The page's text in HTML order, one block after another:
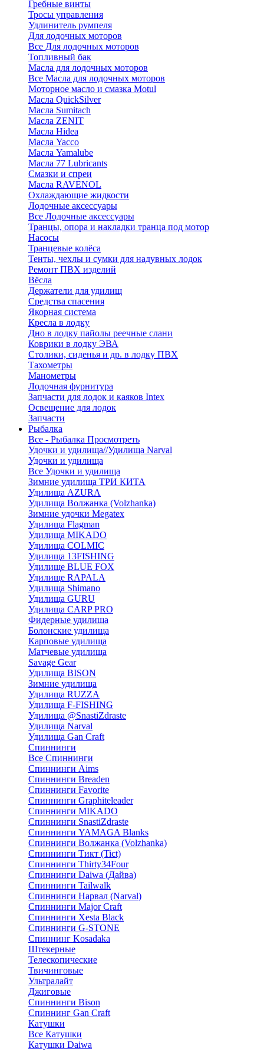
Гребные винты
Тросы управления
Удлинитель румпеля
Для лодочных моторов
Все Для лодочных моторов
Топливный бак
Масла для лодочных моторов
Все Масла для лодочных моторов
Моторное масло и смазка Motul
Масла QuickSilver
Масла Sumitach
Масла ZENIT
Масла Hidea
Масла Yacco
Масла Yamalube
Масла 77 Lubricants
Смазки и спреи
Масла RAVENOL
Охлаждающие жидкости
Лодочные аксессуары
Все Лодочные аксессуары
Транцы, опора и накладки транца под мотор
Насосы
Транцевые колёса
Тенты, чехлы и сумки для надувных лодок
Ремонт ПВХ изделий
Вёсла
Держатели для удилищ
Средства спасения
Якорная система
Кресла в лодку
Дно в лодку пайолы реечные слани
Коврики в лодку ЭВА
Столики, сиденья и др. в лодку ПВХ
Тахометры
Манометры
Лодочная фурнитура
Запчасти для лодок и каяков Intex
Освещение для лодок
Запчасти
Рыбалка
Все - Рыбалка Просмотреть
Удочки и удилища//Удилища Narval
Удочки и удилища
Все Удочки и удилища
Зимние удилища ТРИ КИТА
Удилища AZURA
Удилища Волжанка (Volzhanka)
Зимние удочки Megatex
Удилища Flagman
Удилища MIKADO
Удилища COLMIC
Удилища 13FISHING
Удилище BLUE FOX
Удилище RAPALA
Удилища Shimano
Удилища GURU
Удилища CARP PRO
Фидерные удилища
Болонские удилища
Карповые удилища
Матчевые удилища
Savage Gear
Удилища BISON
Зимние удилища
Удилища RUZZA
Удилища F-FISHING
Удилища @SnastiZdraste
Удилища Narval
Удилища Gan Craft
Спиннинги
Все Спиннинги
Спиннинги Aims
Спиннинги Breaden
Спиннинги Favorite
Спиннинги Graphiteleader
Спиннинги MIKADO
Спиннинги SnastiZdraste
Спиннинги YAMAGA Blanks
Спиннинги Волжанка (Volzhanka)
Спиннинги Тикт (Tict)
Спиннинги Thirty34Four
Спиннинги Daiwa (Дайва)
Спиннинги Tailwalk
Спиннинги Нарвал (Narval)
Спиннинги Major Craft
Спиннинги Xesta Black
Спиннинги G-STONE
Спиннинг Kosadaka
Штекерные
Телескопические
Твичинговые
Ультралайт
Джиговые
Спиннинги Bison
Спиннинг Gan Craft
Катушки
Все Катушки
Катушки Daiwa